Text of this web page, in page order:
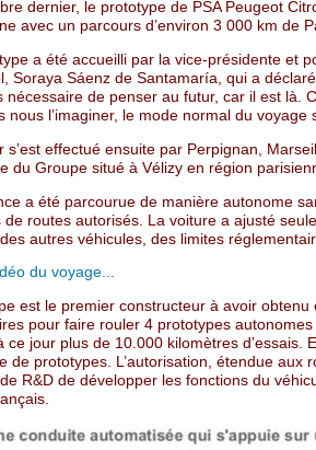
dernier, le prototype de PSA Peugeot
avec un parcours d’environ 3 000 km de
a été accueilli par la vice-présidente et
Soraya Sáenz de Santamaría, qui a
nécessaire de penser au futur, car il est là.
nous l’imaginer, le mode normal du
s’est effectué ensuite par Perpignan,
du Groupe situé à Vélizy en région
a été parcourue de manière autonome
de routes autorisés. La voiture a ajusté
autres véhicules, des limites
du voyage...
est le premier constructeur à avoir
pour faire rouler 4 prototypes
ce jour plus de 10.000 kilomètres d’essais.
de prototypes. L’autorisation, étendue aux
R&D de développer les fonctions du